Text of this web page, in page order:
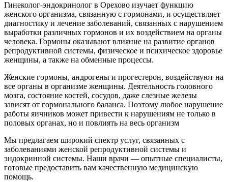
Гинеколог-эндокринолог в Орехово изучает функцию
женского организма, связанную с гормонами, и осуществляет
диагностику и лечение заболеваний, связанных с нарушением
выработки различных гормонов и их воздействием на органы
человека. Гормоны оказывают влияние на развитие органов
репродуктивной системы, физическое и психическое здоровье
женщины, а также на обменные процессы.
Женские гормоны, андрогены и прогестерон, воздействуют на
все органы в организме женщины. Деятельность головного
мозга, состояние костей, сосудов, даже слезные железы
зависят от гормонального баланса. Поэтому любое нарушение
работы яичников может привести к нарушениям не только в
половых органах, но и повлиять на весь организм
Мы предлагаем широкий спектр услуг, связанных с
заболеваниями женской репродуктивной системы и
эндокринной системы. Наши врачи — опытные специалисты,
готовые предоставить вам качественную медицинскую
помощь.